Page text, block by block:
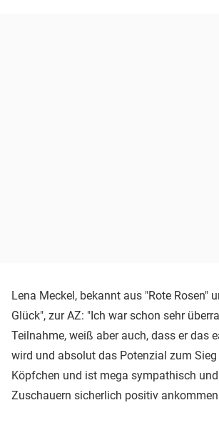
Lena Meckel, bekannt aus "Rote Rosen"
Glück", zur AZ: "Ich war schon sehr
Teilnahme, weiß aber auch, dass er das
wird und absolut das Potenzial zum
Köpfchen und ist mega sympathisch
Zuschauern sicherlich positiv